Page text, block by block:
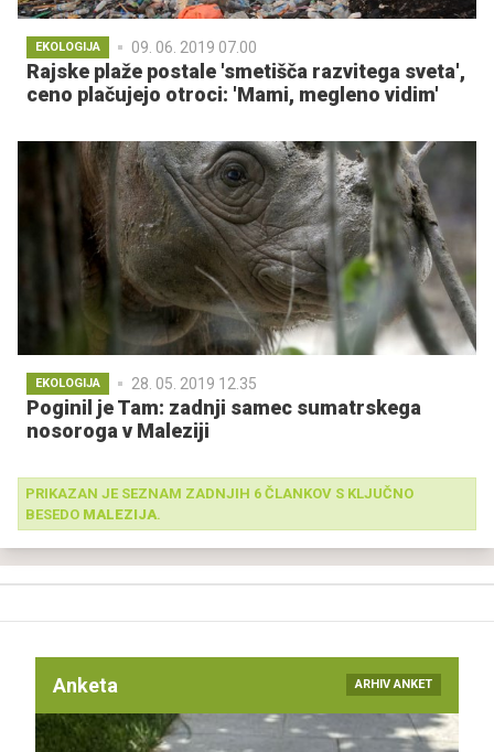
EKOLOGIJA 09. 06. 2019 07.00
Rajske plaže postale 'smetišča razvitega sveta',
ceno plačujejo otroci: 'Mami, megleno vidim'
EKOLOGIJA 28. 05. 2019 12.35
Poginil je Tam: zadnji samec sumatrskega
nosoroga v Maleziji
PRIKAZAN JE SEZNAM ZADNJIH 6 ČLANKOV S KLJUČNO
BESEDO MALEZIJA.
Anketa ARHIV ANKET